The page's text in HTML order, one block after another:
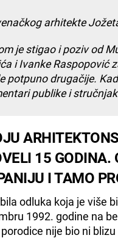
arhitekte
je stigao i poziv od
i Ivanke Raspopović
potpuno drugačije.
publike i
15 GODINA.
I TAMO
odluka koja je više
1992. godine na
nije bio ni